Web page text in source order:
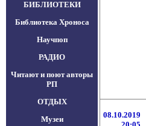
БИБЛИОТЕКИ
Библиотека Хроноса
Научпоп
РАДИО
Читают и поют авторы
РП
ОТДЫХ
Музеи
08.10.2019